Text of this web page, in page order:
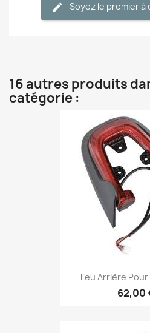
Soyez le premier à
16 autres produits
catégorie :
Feu Arrière
62,00